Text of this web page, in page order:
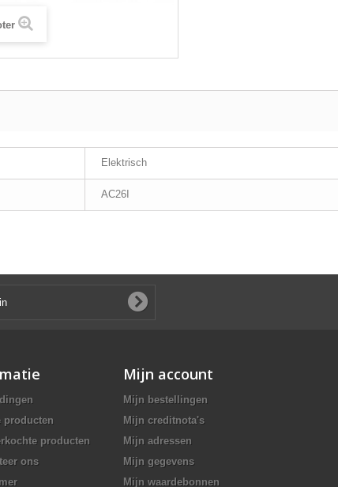
Elektrisch
AC26I
producten
producten
ons
Mijn account
Mijn bestellingen
Mijn creditnota's
Mijn adressen
Mijn gegevens
Mijn waardebonnen